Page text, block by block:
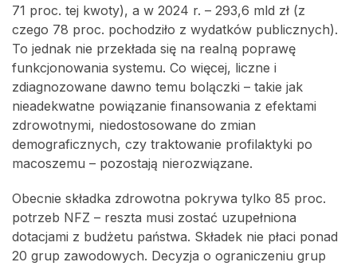
71 proc. tej kwoty), a w 2024 r. – 293,6 mld zł (z
czego 78 proc. pochodziło z wydatków publicznych).
To jednak nie przekłada się na realną poprawę
funkcjonowania systemu. Co więcej, liczne i
zdiagnozowane dawno temu bolączki – takie jak
nieadekwatne powiązanie finansowania z efektami
zdrowotnymi, niedostosowane do zmian
demograficznych, czy traktowanie profilaktyki po
macoszemu – pozostają nierozwiązane.
Obecnie składka zdrowotna pokrywa tylko 85 proc.
potrzeb NFZ – reszta musi zostać uzupełniona
dotacjami z budżetu państwa. Składek nie płaci ponad
20 grup zawodowych. Decyzja o ograniczeniu grup